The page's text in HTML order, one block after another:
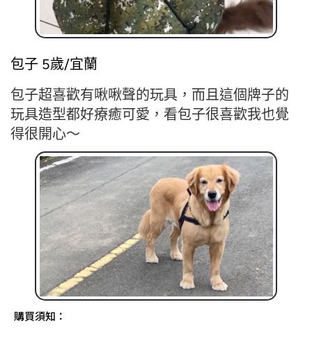
包子 5歲/宜蘭
包子超喜歡有啾啾聲的玩具，而且這個牌子的
玩具造型都好療癒可愛，看包子很喜歡我也覺
得很開心～
購買須知：